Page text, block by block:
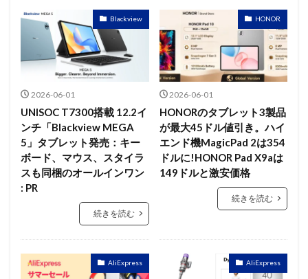
Blackview
2026-06-01
UNISOC T7300搭載 12.2イ
ンチ「Blackview MEGA
5」タブレット発売：キー
ボード、マウス、スタイラ
スも同梱のオールインワン
: PR
続きを読む
HONOR
2026-06-01
HONORのタブレット3製品
が最大45ドル値引き。ハイ
エンド機MagicPad 2は354
ドルに!HONOR Pad X9aは
149ドルと激安価格
続きを読む
AliExpress AliExpress